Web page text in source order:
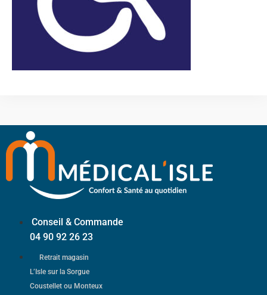
Conseil & Commande
04 90 92 26 23
Retrait magasin
L’Isle sur la Sorgue
Coustellet ou Monteux